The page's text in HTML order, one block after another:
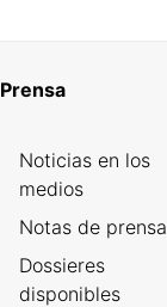
Prensa
Noticias en los
medios
Notas de prensa
Dossieres
disponibles